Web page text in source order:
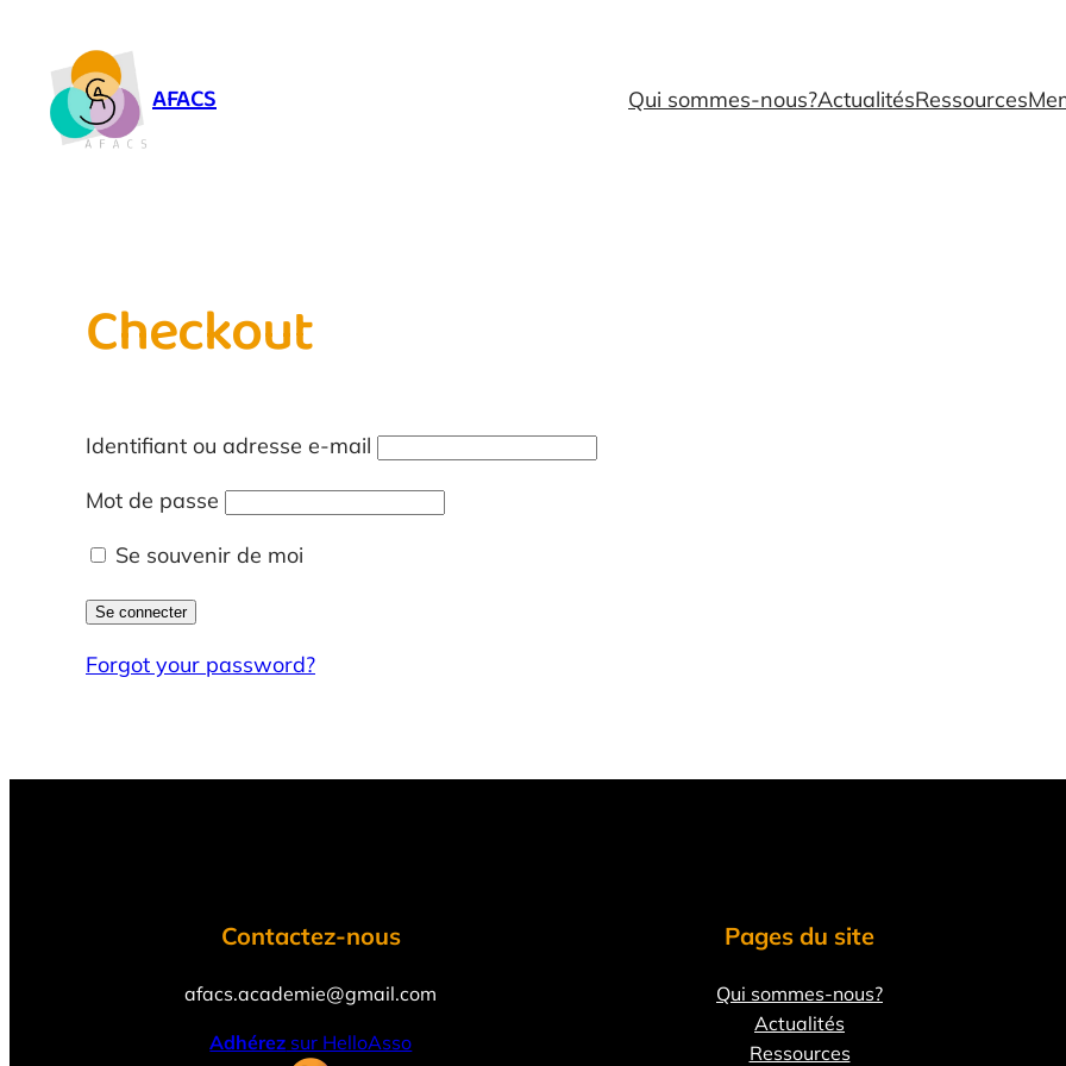
contenu
AFACS Qui sommes-nous?ActualitésRessources
Checkout
Identifiant ou adresse e-mail
Mot de passe
Se souvenir de moi
Forgot your password?
Contactez-nous
afacs.academie@gmail.com
Adhérez sur HelloAsso
Pages du site
Qui sommes-nous?
Actualités
Ressources